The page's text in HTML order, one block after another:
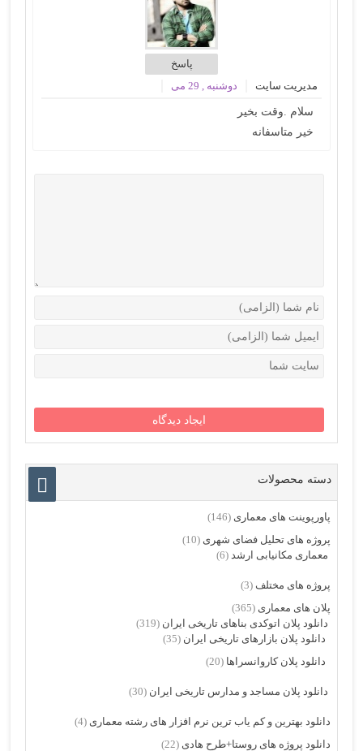
پاسخ
مدیریت سایت
دوشنبه , 29 می
سلام .وقت بخیر
خیر متاسفانه
دسته محصولات
پاورپوینت های معماری (146)
پروژه های تحلیل فضای شهری (10)
معماری مکانیابی ارشد (6)
پروژه های مختلف (3)
پلان های معماری (365)
دانلود پلان اتوکدی بناهای تاریخی ایران (319)
دانلود پلان بازارهای تاریخی ایران (35)
دانلود پلان کاروانسراها (20)
دانلود پلان مساجد و مدارس تاریخی ایران (30)
دانلود بهترین و کم یاب ترین نرم افزار های رشته معماری (4)
دانلود پروژه های روستا+طرح هادی (22)